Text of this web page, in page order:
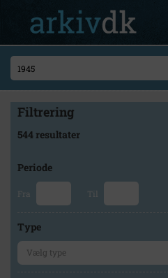
Filtrering
544 resultater
Periode
Fra Til
Type